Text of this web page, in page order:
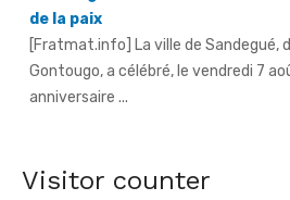
[Fratmat.info] La ville de Sandegué,
Gontougo, a célébré, le vendredi 7
anniversaire ...
66e anniversaire de
[Fratmat.info] À l'occasion de la
Visitor counter